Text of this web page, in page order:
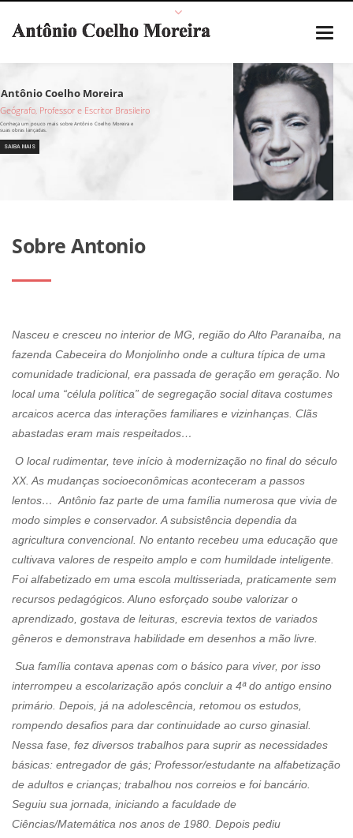
Geógrafo, Professor e Escritor Brasileiro
SAIBA MAIS
Sobre Antonio
Nasceu e cresceu no interior de MG, região do Alto Paranaíba, na
fazenda Cabeceira do Monjolinho onde a cultura típica de uma
comunidade tradicional, era passada de geração em geração. No
local uma “célula política” de segregação social ditava costumes
arcaicos acerca das interações familiares e vizinhanças. Clãs
abastadas eram mais respeitados…
O local rudimentar, teve início à modernização no final do século
XX. As mudanças socioeconômicas aconteceram a passos
lentos… Antônio faz parte de uma família numerosa que vivia de
modo simples e conservador. A subsistência dependia da
agricultura convencional. No entanto recebeu uma educação que
cultivava valores de respeito amplo e com humildade inteligente.
Foi alfabetizado em uma escola multisseriada, praticamente sem
recursos pedagógicos. Aluno esforçado soube valorizar o
aprendizado, gostava de leituras, escrevia textos de variados
gêneros e demonstrava habilidade em desenhos a mão livre.
Sua família contava apenas com o básico para viver, por isso
interrompeu a escolarização após concluir a 4ª do antigo ensino
primário. Depois, já na adolescência, retomou os estudos,
rompendo desafios para dar continuidade ao curso ginasial.
Nessa fase, fez diversos trabalhos para suprir as necessidades
básicas: entregador de gás; Professor/estudante na alfabetização
de adultos e crianças; trabalhou nos correios e foi bancário.
Seguiu sua jornada, iniciando a faculdade de
Ciências/Matemática nos anos de 1980. Depois pediu